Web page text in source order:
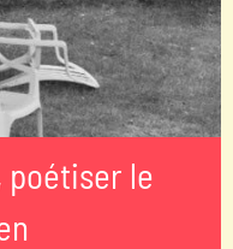
poétiser le